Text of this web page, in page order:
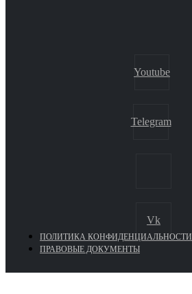
Youtube
Telegram
Vk
ПОЛИТИКА КОНФИДЕНЦИАЛЬНОСТИ
ПРАВОВЫЕ ДОКУМЕНТЫ